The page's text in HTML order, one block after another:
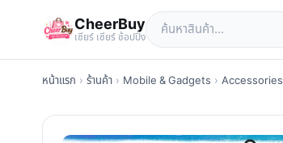
CheerBuy
เซียร์ เซียร์ ช้อปปิ้ง
หน้าแรก › ร้านค้า › Mobile & Gadgets › Accessories